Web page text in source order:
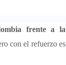
frente a la
con el refuerzo es